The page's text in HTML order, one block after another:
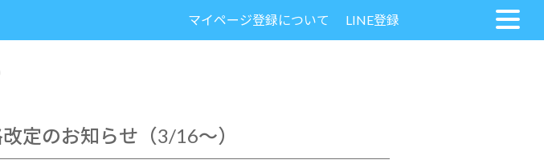
マイページ登録について LINE登録
定のお知らせ（3/16～）